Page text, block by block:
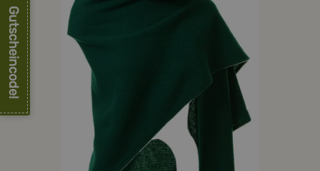
Gutscheincode!